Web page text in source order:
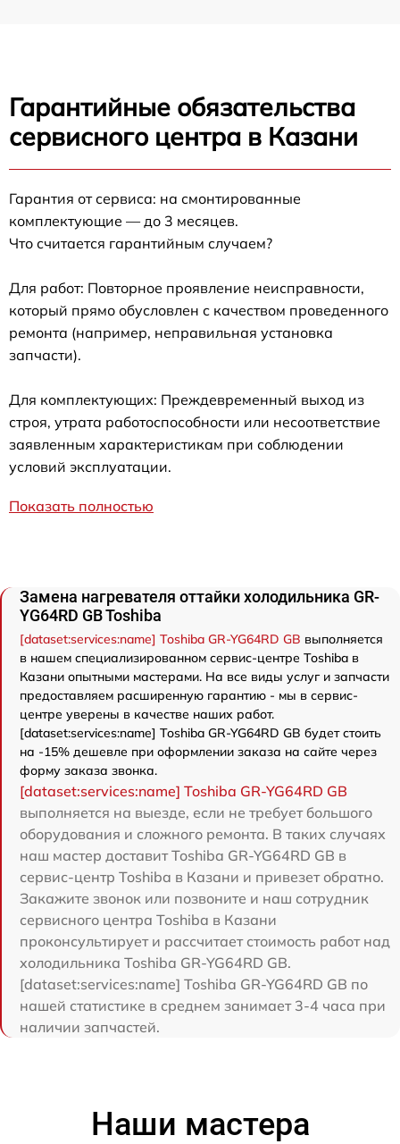
Гарантийные обязательства
сервисного центра в Казани
Гарантия от сервиса: на смонтированные
комплектующие — до 3 месяцев.
Что считается гарантийным случаем?
Для работ: Повторное проявление неисправности,
который прямо обусловлен с качеством проведенного
ремонта (например, неправильная установка
запчасти).
Для комплектующих: Преждевременный выход из
строя, утрата работоспособности или несоответствие
заявленным характеристикам при соблюдении
условий эксплуатации.
Показать полностью
Замена нагревателя оттайки холодильника GR-
YG64RD GB Toshiba
[dataset:services:name] Toshiba GR-YG64RD GB выполняется
в нашем специализированном сервис-центре Toshiba в
Казани опытными мастерами. На все виды услуг и запчасти
предоставляем расширенную гарантию - мы в сервис-
центре уверены в качестве наших работ.
[dataset:services:name] Toshiba GR-YG64RD GB будет стоить
на -15% дешевле при оформлении заказа на сайте через
форму заказа звонка.
[dataset:services:name] Toshiba GR-YG64RD GB
выполняется на выезде, если не требует большого
оборудования и сложного ремонта. В таких случаях
наш мастер доставит Toshiba GR-YG64RD GB в
сервис-центр Toshiba в Казани и привезет обратно.
Закажите звонок или позвоните и наш сотрудник
сервисного центра Toshiba в Казани
проконсультирует и рассчитает стоимость работ над
холодильника Toshiba GR-YG64RD GB.
[dataset:services:name] Toshiba GR-YG64RD GB по
нашей статистике в среднем занимает 3-4 часа при
наличии запчастей.
Наши мастера